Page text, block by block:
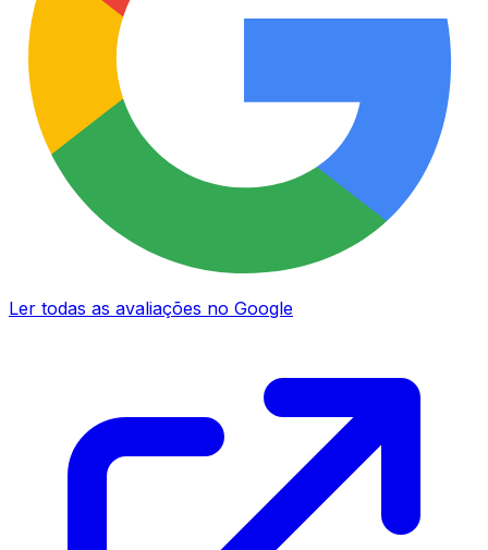
Ler todas as avaliações no Google